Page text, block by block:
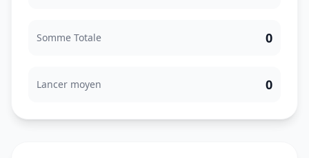
Somme Totale 0
Lancer moyen 0